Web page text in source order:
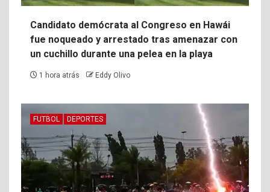
Candidato demócrata al Congreso en Hawái
fue noqueado y arrestado tras amenazar con
un cuchillo durante una pelea en la playa
1 hora atrás Eddy Olivo
FUTBOL DEPORTES